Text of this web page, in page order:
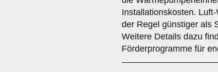
Installationskosten.
der Regel günstiger als
Weitere Details dazu
Förderprogramme für